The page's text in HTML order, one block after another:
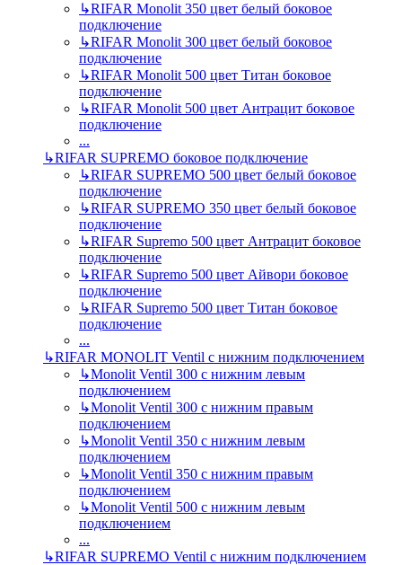
↳RIFAR Monolit 350 цвет белый боковое
подключение
↳RIFAR Monolit 300 цвет белый боковое
подключение
↳RIFAR Monolit 500 цвет Титан боковое
подключение
↳RIFAR Monolit 500 цвет Антрацит боковое
подключение
...
↳RIFAR SUPREMO боковое подключение
↳RIFAR SUPREMO 500 цвет белый боковое
подключение
↳RIFAR SUPREMO 350 цвет белый боковое
подключение
↳RIFAR Supremo 500 цвет Антрацит боковое
подключение
↳RIFAR Supremo 500 цвет Айвори боковое
подключение
↳RIFAR Supremo 500 цвет Титан боковое
подключение
...
↳RIFAR MONOLIT Ventil с нижним подключением
↳Monolit Ventil 300 с нижним левым
подключением
↳Monolit Ventil 300 с нижним правым
подключением
↳Monolit Ventil 350 с нижним левым
подключением
↳Monolit Ventil 350 с нижним правым
подключением
↳Monolit Ventil 500 с нижним левым
подключением
...
↳RIFAR SUPREMO Ventil с нижним подключением